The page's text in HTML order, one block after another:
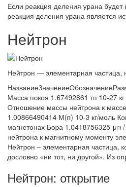
Если реакция деления урана
реакция деления урана является
Нейтрон
Нейтрон — элементарная частица,
НазваниеЗначениеОбозначение
Масса покоя 1.67492861 тп 10-27
Отношение массы нейтрона к
1.00866490414 М(п) 10-3 кг/моль
магнетонах Бора 1.0418756325
нейтрона к магнитному моменту
Нейтрон – элементарная частица,
дословно «ни тот, ни другой». Из
Нейтрон: открытие